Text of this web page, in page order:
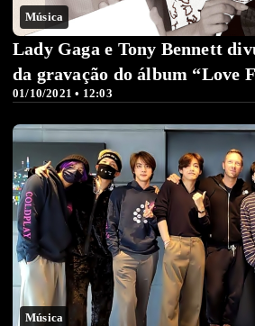
Música
01/10/2021 • 12:03
Lady Gaga e Tony Bennett
da gravação do álbum “Love
Música